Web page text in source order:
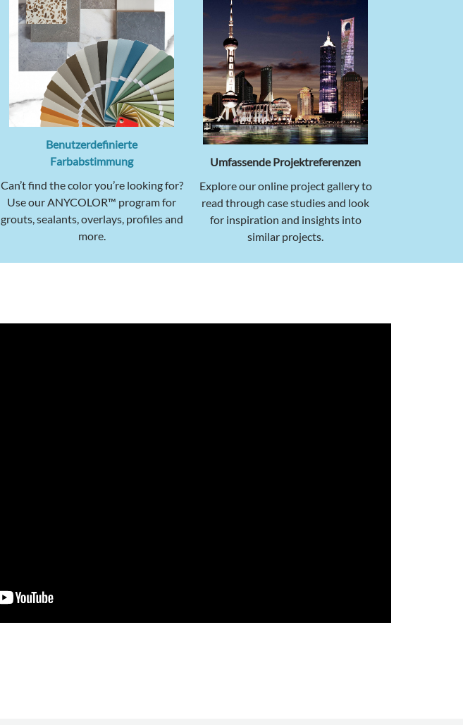
Benutzerdefinierte
Farbabstimmung
Can’t find the color you’re looking for?
Use our ANYCOLOR™ program for
grouts, sealants, overlays, profiles and
more.
Umfassende Projektreferenzen
Explore our online project gallery to
read through case studies and look
for inspiration and insights into
similar projects.